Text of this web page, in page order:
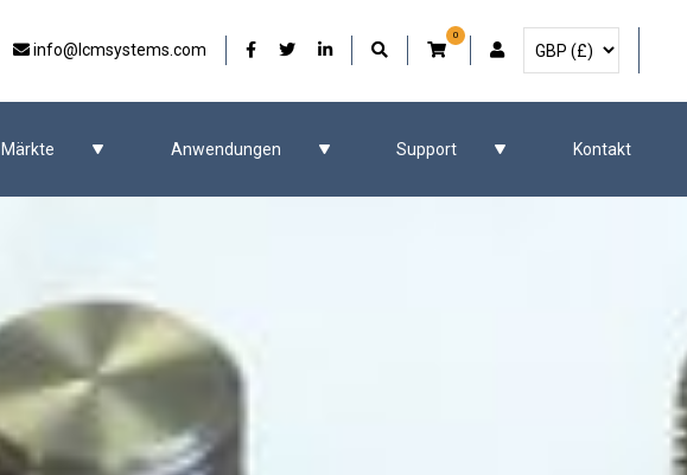
info@lcmsystems.com Unser Facebook
Unser Twitter
Unser LinkedIn
0
Benutzerkonto
Währung auswählen
Märkte Anwendungen Support Kontakt